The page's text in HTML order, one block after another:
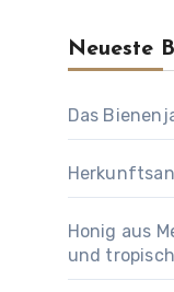
Neueste
Das
Honig aus
und